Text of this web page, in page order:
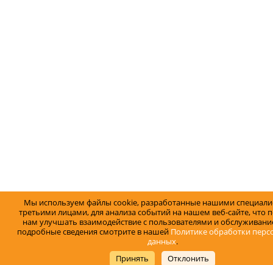
Мы используем файлы cookie, разработанные нашими
третьими лицами, для анализа событий на нашем веб-сайте, что
нам улучшать взаимодействие с пользователями и
подробные сведения смотрите в нашей Политике обработки
данных.
Принять
Отклонить